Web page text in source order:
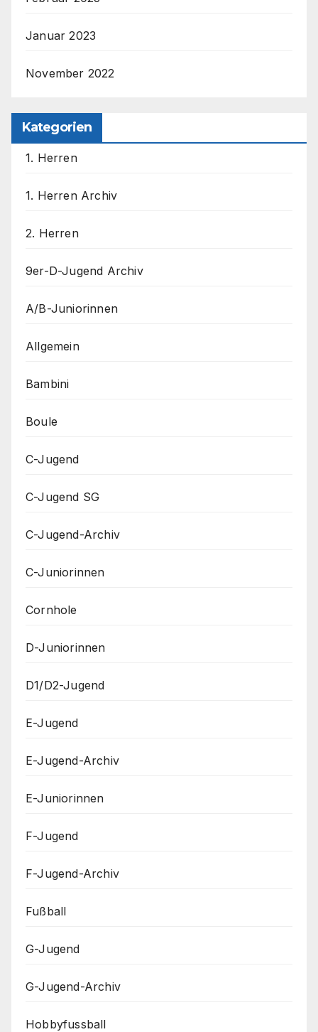
Januar 2023
November 2022
Kategorien
1. Herren
1. Herren Archiv
2. Herren
9er-D-Jugend Archiv
A/B-Juniorinnen
Allgemein
Bambini
Boule
C-Jugend
C-Jugend SG
C-Jugend-Archiv
C-Juniorinnen
Cornhole
D-Juniorinnen
D1/D2-Jugend
E-Jugend
E-Jugend-Archiv
E-Juniorinnen
F-Jugend
F-Jugend-Archiv
Fußball
G-Jugend
G-Jugend-Archiv
Hobbyfussball